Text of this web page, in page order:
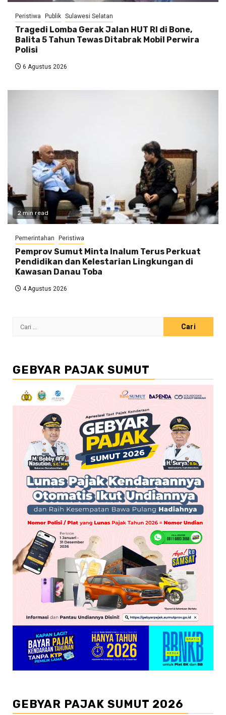
Peristiwa Publik Sulawesi Selatan
Tragedi Lomba Gerak Jalan HUT RI di Bone,
Balita 5 Tahun Tewas Ditabrak Mobil Perwira
Polisi
6 Agustus 2026
2 min read
Pemerintahan Peristiwa
Pemprov Sumut Minta Inalum Terus Perkuat
Pendidikan dan Kelestarian Lingkungan di
Kawasan Danau Toba
4 Agustus 2026
Cari
GEBYAR PAJAK SUMUT
GEBYAR PAJAK SUMUT 2026